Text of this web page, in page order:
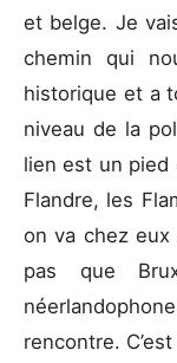
et belge. Je
chemin qui
historique et a
niveau de la
lien est un pied
Flandre, les
on va chez
pas que
rencontre.